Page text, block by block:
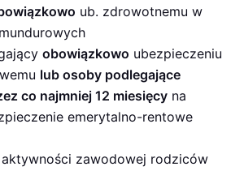
ub. zdrowotnemu w
obowiązkowo ubezpieczeniu
lub osoby podlegające
co najmniej 12 miesięcy na
emerytalno-rentowe
zawodowej rodziców